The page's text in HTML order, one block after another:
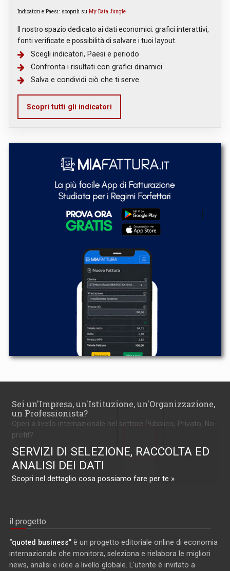
Indicatori e Paesi: scoprili su My Data Jungle
Il nostro spazio dedicato ai dati economici: grafici interattivi,
fonti verificate e possibilità di salvare i tuoi layout.
Scegli indicatori, Paesi e periodo
Confronta i risultati con grafici dinamici
Salva e condividi ciò che ti serve
Scopri tutti gli indicatori
Sei un'Impresa, un'Istituzione, un'Organizzazione,
un Professionista?
Operi a livello internazionale nel settore Pubblico, Privato, No-
profit?
SERVIZI DI SELEZIONE, RACCOLTA ED
ANALISI DEI DATI
Scopri nel dettaglio cosa possiamo fare per te »
il progetto
"quoted business" è un progetto editoriale online di economia
internazionale che monitora, seleziona e rielabora le migliori
news, analisi e idee a livello globale. L'utente è invitato a